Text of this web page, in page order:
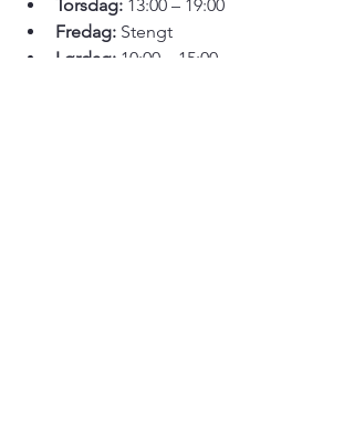
Torsdag: 13:00 – 19:00
Fredag: Stengt
Lørdag: 10:00 – 15:00